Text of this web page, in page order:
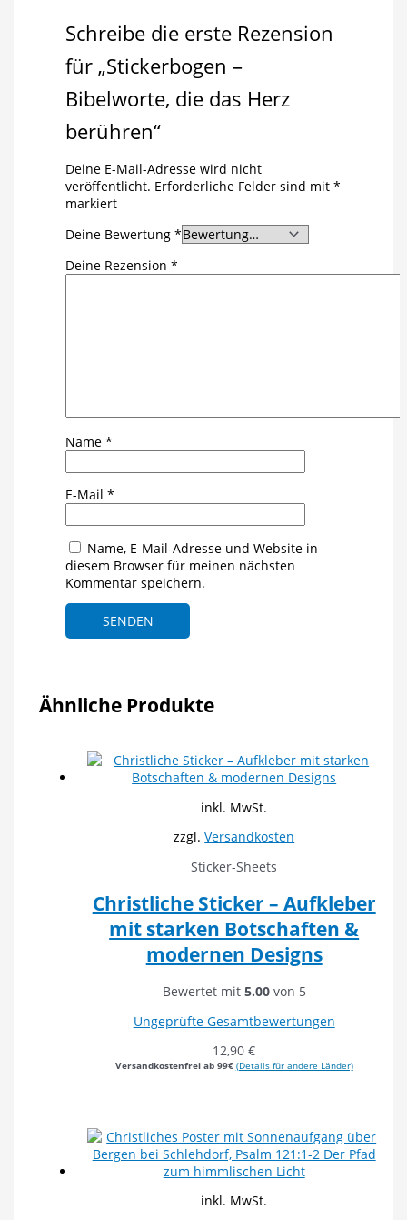
Schreibe die erste Rezension
für „Stickerbogen –
Bibelworte, die das Herz
berühren“
Deine E-Mail-Adresse wird nicht
veröffentlicht. Erforderliche Felder sind mit *
markiert
Deine Bewertung *
Deine Rezension *
Name *
E-Mail *
Name, E-Mail-Adresse und Website in
diesem Browser für meinen nächsten
Kommentar speichern.
Ähnliche Produkte
inkl. MwSt.
zzgl.Versandkosten
Sticker-Sheets
Christliche Sticker – Aufkleber
mit starken Botschaften &
modernen Designs
Bewertet mit 5.00von 5
Ungeprüfte Gesamtbewertungen
12,90€
Versandkostenfrei ab 99€ (Details für andere Länder)
inkl. MwSt.